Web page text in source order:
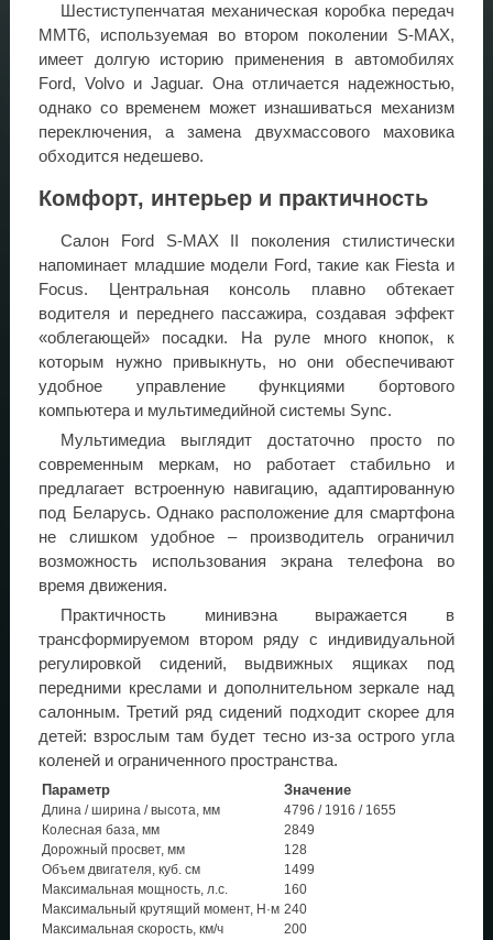
Шестиступенчатая механическая коробка передач
ММТ6, используемая во втором поколении S-MAX,
имеет долгую историю применения в автомобилях
Ford, Volvo и Jaguar. Она отличается надежностью,
однако со временем может изнашиваться механизм
переключения, а замена двухмассового маховика
обходится недешево.
Комфорт, интерьер и практичность
Салон Ford S-MAX II поколения стилистически
напоминает младшие модели Ford, такие как Fiesta и
Focus. Центральная консоль плавно обтекает
водителя и переднего пассажира, создавая эффект
«облегающей» посадки. На руле много кнопок, к
которым нужно привыкнуть, но они обеспечивают
удобное управление функциями бортового
компьютера и мультимедийной системы Sync.
Мультимедиа выглядит достаточно просто по
современным меркам, но работает стабильно и
предлагает встроенную навигацию, адаптированную
под Беларусь. Однако расположение для смартфона
не слишком удобное – производитель ограничил
возможность использования экрана телефона во
время движения.
Практичность минивэна выражается в
трансформируемом втором ряду с индивидуальной
регулировкой сидений, выдвижных ящиках под
передними креслами и дополнительном зеркале над
салонным. Третий ряд сидений подходит скорее для
детей: взрослым там будет тесно из-за острого угла
коленей и ограниченного пространства.
Параметр Значение
Длина / ширина / высота, мм
4796 / 1916 / 1655
Колесная база, мм
2849
Дорожный просвет, мм
128
Объем двигателя, куб. см
1499
Максимальная мощность, л.с.
160
Максимальный крутящий момент, Н·м 240
Максимальная скорость, км/ч
200